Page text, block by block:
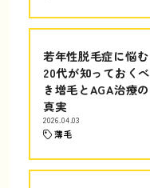
若年性脱毛症に悩む
20代が知っておくべ
き増毛とAGA治療の
真実
2026.04.03
薄毛